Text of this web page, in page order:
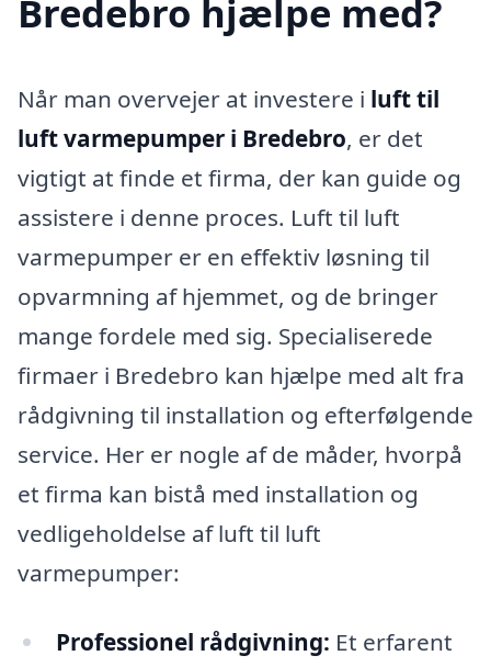
Bredebro hjælpe med?
Når man overvejer at investere i luft til
luft varmepumper i Bredebro, er det
vigtigt at finde et firma, der kan guide og
assistere i denne proces. Luft til luft
varmepumper er en effektiv løsning til
opvarmning af hjemmet, og de bringer
mange fordele med sig. Specialiserede
firmaer i Bredebro kan hjælpe med alt fra
rådgivning til installation og efterfølgende
service. Her er nogle af de måder, hvorpå
et firma kan bistå med installation og
vedligeholdelse af luft til luft
varmepumper:
Professionel rådgivning: Et erfarent